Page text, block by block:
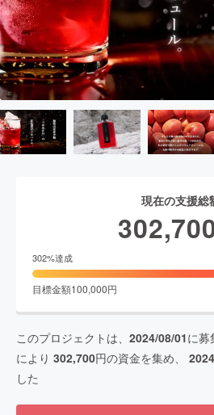
現在の支援総
302%達成
目標金額100,000円
このプロジェクトは、 2024/08/01に募
により 302,700円の資金を集め、
した